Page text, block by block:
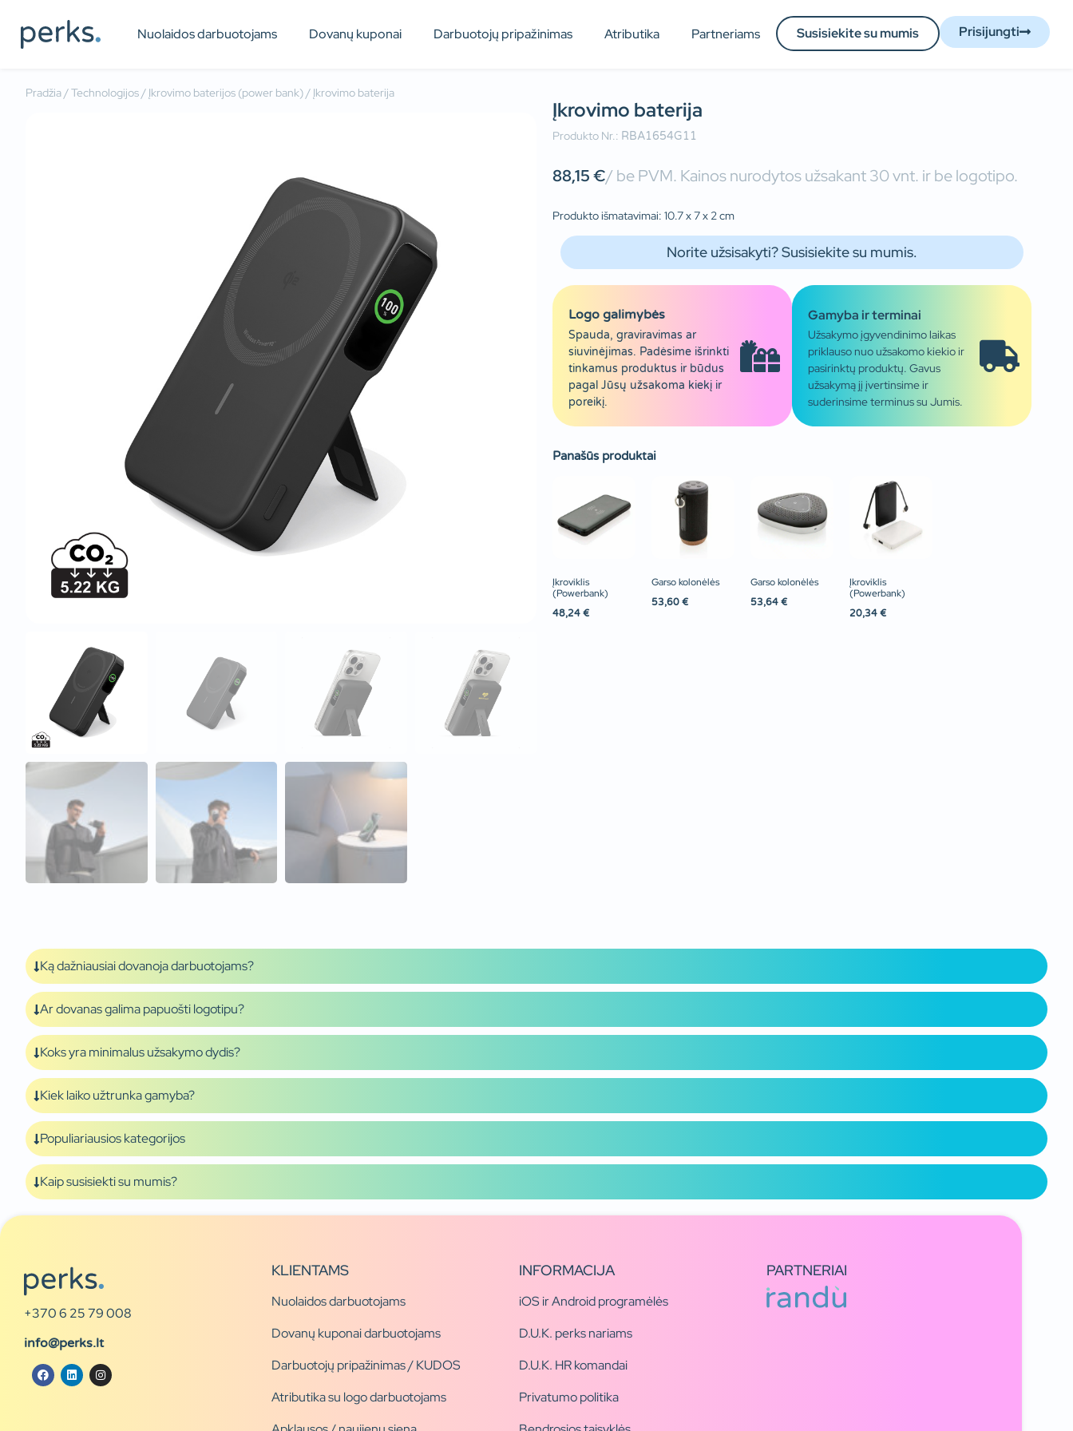
Nuolaidos darbuotojams Dovanų kuponai Darbuotojų pripažinimas Atributika Partneriams Susisiekite su mumis Prisijungti
Pradžia/Technologijos/ Įkrovimo baterijos (power bank)/ Įkrovimo baterija
Įkrovimo baterija
Produkto Nr.: RBA1654G11
88,15€/ be PVM. Kainos nurodytos užsakant 30 vnt. ir be logotipo.
Produkto išmatavimai: 10.7 x 7 x 2 cm
Norite užsisakyti? Susisiekite su mumis.
Logo galimybės
Spauda, graviravimas ar
siuvinėjimas. Padėsime išrinkti
tinkamus produktus ir būdus
pagal Jūsų užsakoma kiekį ir
poreikį.
Gamyba ir terminai
Užsakymo įgyvendinimo laikas
priklauso nuo užsakomo kiekio ir
pasirinktų produktų. Gavus
užsakymą jį įvertinsime ir
suderinsime terminus su Jumis.
Panašūs produktai
Įkroviklis
(Powerbank)
48,24 €
Garso kolonėlės
53,60 €
Garso kolonėlės
53,64 €
Įkroviklis
(Powerbank)
20,34 €
Ką dažniausiai dovanoja darbuotojams?
Ar dovanas galima papuošti logotipu?
Koks yra minimalus užsakymo dydis?
Kiek laiko užtrunka gamyba?
Populiariausios kategorijos
Kaip susisiekti su mumis?
+370 6 25 79 008
info@perks.lt
KLIENTAMS
Nuolaidos darbuotojams
Dovanų kuponai darbuotojams
Darbuotojų pripažinimas / KUDOS
Atributika su logo darbuotojams
INFORMACIJA
iOS ir Android programėlės
D.U.K. perks nariams
D.U.K. HR komandai
Privatumo politika
PARTNERIAI